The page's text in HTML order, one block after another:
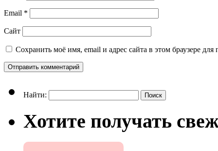
Email *
Сайт
Сохранить моё имя, email и адрес сайта в этом браузере
Найти:
Хотите получать